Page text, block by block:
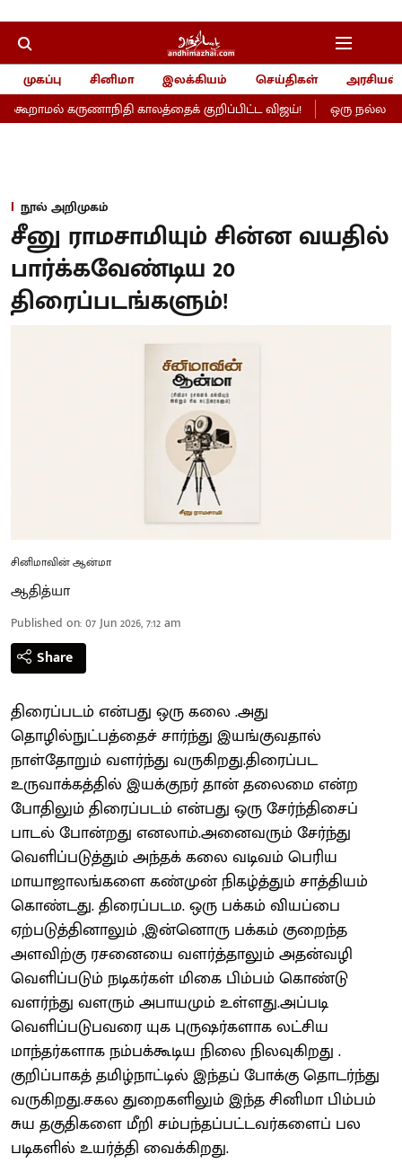
முகப்பு சினிமா இலக்கியம் செய்திகள்
அரசியல்
கருணாநிதி காலத்தைக் குறிப்பிட்ட விஜய்!
ஒரு நல்ல
நூல் அறிமுகம்
சீனு ராமசாமியும் சின்ன வயதில்
பார்க்கவேண்டிய 20
திரைப்படங்களும்!
சினிமாவின் ஆன்மா
ஆதித்யா
Published on:07 Jun 2026, 7:12 am
Share
திரைப்படம் என்பது ஒரு கலை .அது
தொழில்நுட்பத்தைச் சார்ந்து இயங்குவதால்
நாள்தோறும் வளர்ந்து வருகிறது.திரைப்பட
உருவாக்கத்தில் இயக்குநர் தான் தலைமை என்ற
போதிலும் திரைப்படம் என்பது ஒரு சேர்ந்திசைப்
பாடல் போன்றது எனலாம்.அனைவரும் சேர்ந்து
வெளிப்படுத்தும் அந்தக் கலை வடிவம் பெரிய
மாயாஜாலங்களை கண்முன் நிகழ்த்தும் சாத்தியம்
கொண்டது. திரைப்படம. ஒரு பக்கம் வியப்பை
ஏற்படுத்தினாலும் ,இன்னொரு பக்கம் குறைந்த
அளவிற்கு ரசனையை வளர்த்தாலும் அதன்வழி
வெளிப்படும் நடிகர்கள் மிகை பிம்பம் கொண்டு
வளர்ந்து வளரும் அபாயமும் உள்ளது.அப்படி
வெளிப்படுபவரை யுக புருஷர்களாக லட்சிய
மாந்தர்களாக நம்பக்கூடிய நிலை நிலவுகிறது .
குறிப்பாகத் தமிழ்நாட்டில் இந்தப் போக்கு தொடர்ந்து
வருகிறது.சகல துறைகளிலும் இந்த சினிமா பிம்பம்
சுய தகுதிகளை மீறி சம்பந்தப்பட்டவர்களைப் பல
படிகளில் உயர்த்தி வைக்கிறது.